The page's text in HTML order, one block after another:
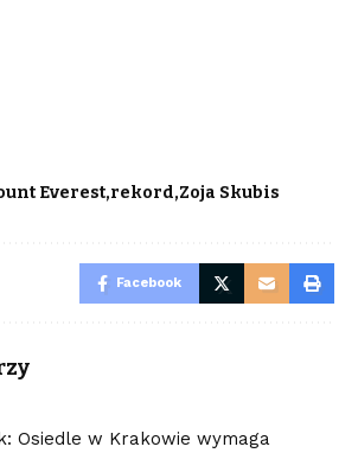
Everest rekord Zoja Skubis
Facebook
Osiedle w Krakowie wymaga